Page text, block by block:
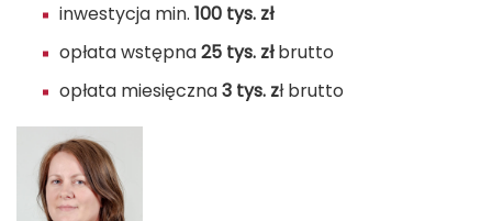
inwestycja min. 100 tys. zł
opłata wstępna25 tys. złbrutto
opłata miesięczna3 tys. zł brutto